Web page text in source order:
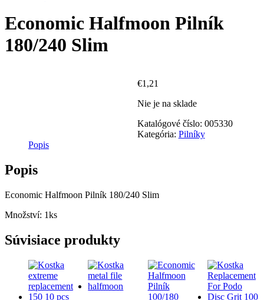
Economic Halfmoon Pilník
180/240 Slim
€1,21
Nie je na sklade
Katalógové číslo: 005330
Kategória: Pilníky
Popis
Popis
Economic Halfmoon Pilník 180/240 Slim
Množství: 1ks
Súvisiace produkty